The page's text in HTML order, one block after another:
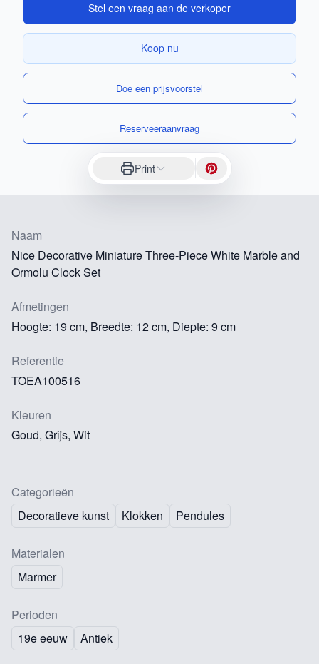
Stel een vraag aan de verkoper
Koop nu
Doe een prijsvoorstel
Reserveeraanvraag
Print
Naam
Nice Decorative Miniature Three-Piece White Marble and
Ormolu Clock Set
Afmetingen
Hoogte: 19 cm, Breedte: 12 cm, Diepte: 9 cm
Referentie
TOEA100516
Kleuren
Goud, Grijs, Wit
Categorieën
Decoratieve kunst
Klokken Pendules
Materialen
Marmer
Perioden
19e eeuw
Antiek